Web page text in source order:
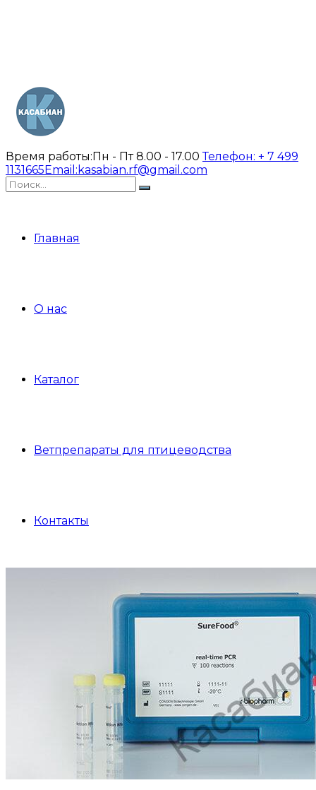
Время работы:Пн - Пт 8.00 - 17.00Телефон: + 7 499
1131665Email: kasabian.rf@gmail.com
Главная
О нас
Каталог
Ветпрепараты для птицеводства
Контакты